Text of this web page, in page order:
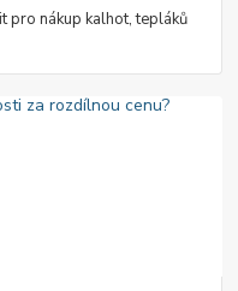
pro nákup kalhot, tepláků